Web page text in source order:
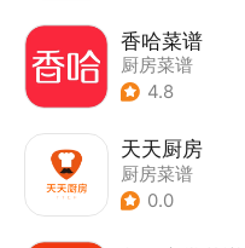
香哈菜谱
厨房菜谱
4.8
天天厨房
厨房菜谱
0.0